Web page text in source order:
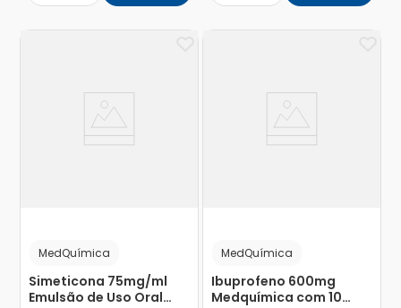
MedQuímica
Simeticona 75mg/ml
Emulsão de Uso Oral
MedQuímica
Ibuprofeno 600mg
Medquímica com 10